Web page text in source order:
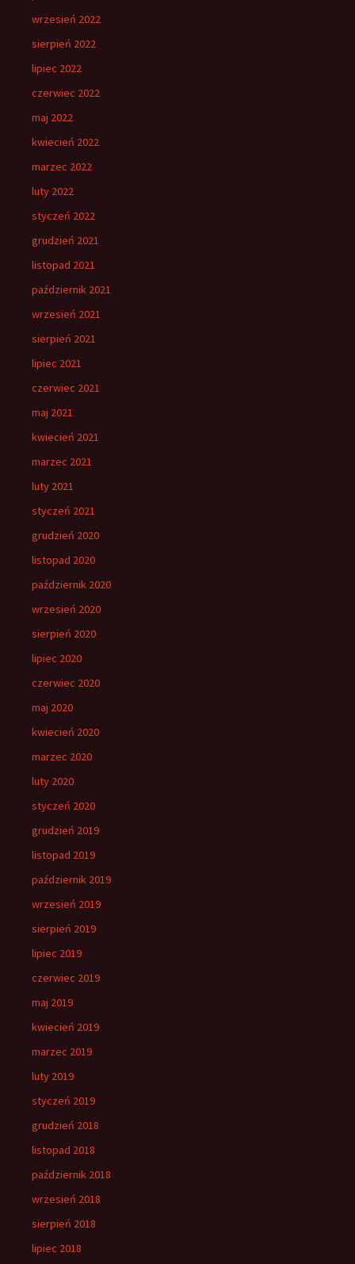
wrzesień 2022
sierpień 2022
lipiec 2022
czerwiec 2022
maj 2022
kwiecień 2022
marzec 2022
luty 2022
styczeń 2022
grudzień 2021
listopad 2021
październik 2021
wrzesień 2021
sierpień 2021
lipiec 2021
czerwiec 2021
maj 2021
kwiecień 2021
marzec 2021
luty 2021
styczeń 2021
grudzień 2020
listopad 2020
październik 2020
wrzesień 2020
sierpień 2020
lipiec 2020
czerwiec 2020
maj 2020
kwiecień 2020
marzec 2020
luty 2020
styczeń 2020
grudzień 2019
listopad 2019
październik 2019
wrzesień 2019
sierpień 2019
lipiec 2019
czerwiec 2019
maj 2019
kwiecień 2019
marzec 2019
luty 2019
styczeń 2019
grudzień 2018
listopad 2018
październik 2018
wrzesień 2018
sierpień 2018
lipiec 2018